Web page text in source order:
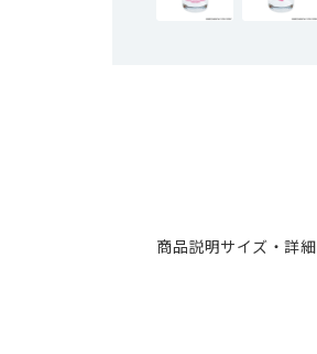
商品説明サイズ・詳細